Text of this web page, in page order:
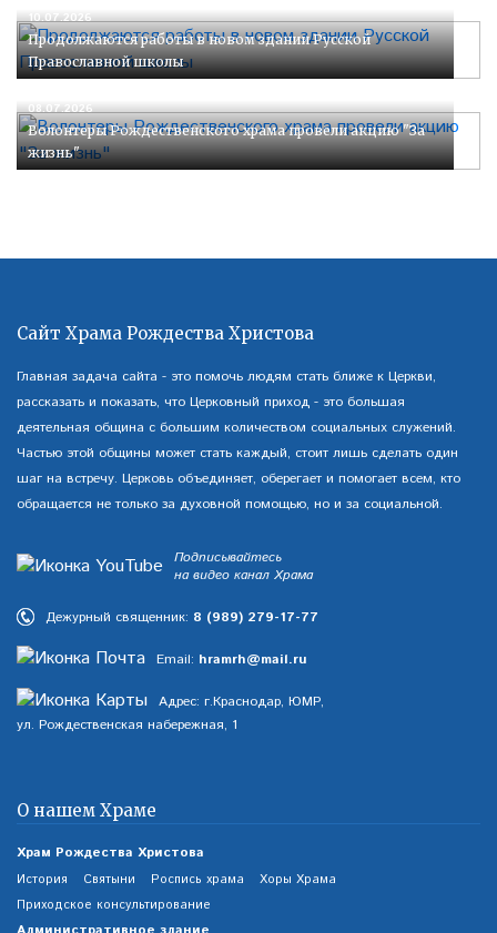
10.07.2026
Продолжаются работы в новом здании Русской
Православной школы
08.07.2026
Волонтеры Рождественского храма провели акцию "За
жизнь"
Сайт Храма Рождества Христова
Главная задача сайта - это помочь людям стать ближе к Церкви,
рассказать и показать, что Церковный приход - это большая
деятельная община с большим количеством социальных служений.
Частью этой общины может стать каждый, стоит лишь сделать один
шаг на встречу. Церковь объединяет, оберегает и помогает всем, кто
обращается не только за духовной помощью, но и за социальной.
Подписывайтесь
на видео канал Храма
Дежурный священник: 8 (989) 279-17-77
Email: hramrh@mail.ru
Адрес: г.Краснодар, ЮМР,
ул. Рождественская набережная, 1
О нашем Храме
Храм Рождества Христова
История Святыни Роспись храма
Хоры Храма
Приходское консультирование